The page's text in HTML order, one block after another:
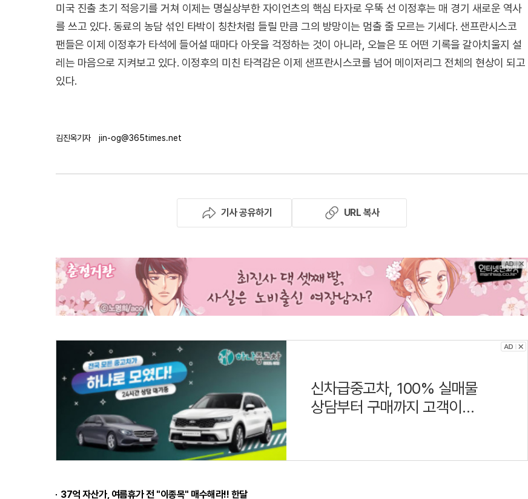
미국 진출 초기 적응기를 거쳐 이제는 명실상부한 자이언츠의 핵심 타자로 우뚝 선 이정후는 매 경기 새로운 역사
를 쓰고 있다. 동료의 농담 섞인 타박이 칭찬처럼 들릴 만큼 그의 방망이는 멈출 줄 모르는 기세다. 샌프란시스코
팬들은 이제 이정후가 타석에 들어설 때마다 아웃을 걱정하는 것이 아니라, 오늘은 또 어떤 기록을 갈아치울지 설
레는 마음으로 지켜보고 있다. 이정후의 미친 타격감은 이제 샌프란시스코를 넘어 메이저리그 전체의 현상이 되고
있다.
김진옥기자 jin-og@365times.net
기사 공유하기 URL 복사
신차급중고차, 100% 실매물
상담부터 구매까지 고객이
37억 자산가, 여름휴가 전 "이종목" 매수해라!! 한달